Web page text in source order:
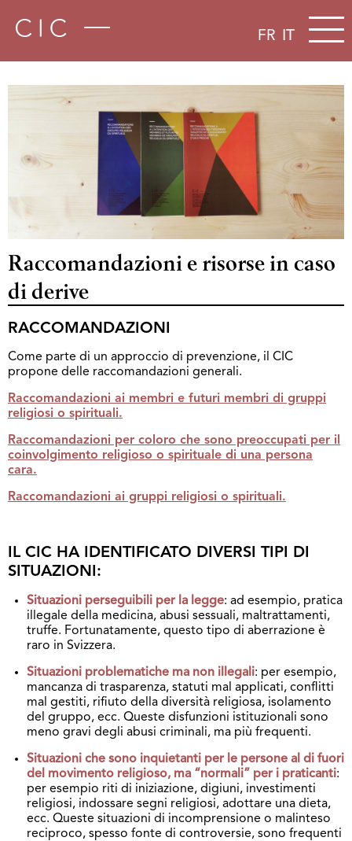
FR IT
Raccomandazioni e risorse in caso
di derive
RACCOMANDAZIONI
Come parte di un approccio di prevenzione, il CIC
propone delle raccomandazioni generali.
Raccomandazioni ai membri e futuri membri di gruppi
religiosi o spirituali.
Raccomandazioni per coloro che sono preoccupati per il
coinvolgimento religioso o spirituale di una persona
cara.
Raccomandazioni ai gruppi religiosi o spirituali.
IL CIC HA IDENTIFICATO DIVERSI TIPI DI
SITUAZIONI:
Situazioni perseguibili per la legge: ad esempio, pratica
illegale della medicina, abusi sessuali, maltrattamenti,
truffe. Fortunatamente, questo tipo di aberrazione è
raro in Svizzera.
Situazioni problematiche ma non illegali: per esempio,
mancanza di trasparenza, statuti mal applicati, conflitti
mal gestiti, rifiuto della diversità religiosa, isolamento
del gruppo, ecc. Queste disfunzioni istituzionali sono
meno gravi degli abusi criminali, ma più frequenti.
Situazioni che sono inquietanti per le persone al di fuori
del movimento religioso, ma “normali” per i praticanti:
per esempio riti di iniziazione, digiuni, investimenti
religiosi, indossare segni religiosi, adottare una dieta,
ecc. Queste situazioni di incomprensione o malinteso
reciproco, spesso fonte di controversie, sono frequenti